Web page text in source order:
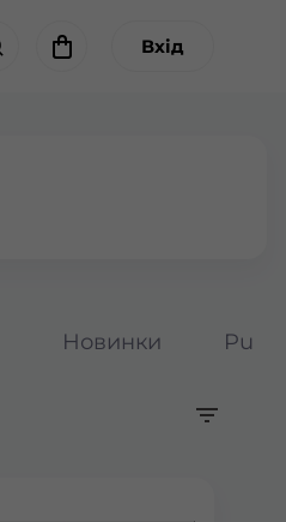
Вхід
Новинки